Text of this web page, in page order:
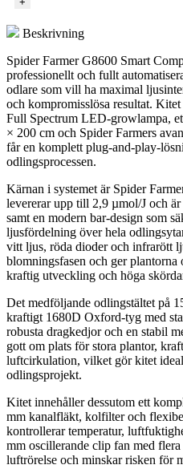
-
G8600
-
150*150*200
mängd
Beskrivning
Spider Farmer G8600 Smart
professionellt och fullt
odlare som vill ha maximal
och kompromisslösa resultat.
Full Spectrum LED-growlampa,
× 200 cm och Spider Farmers
får en komplett plug-and-play-
odlingsprocessen.
Kärnan i systemet är Spider
levererar upp till 2,9 µmol/J och
samt en modern bar-design som
ljusfördelning över hela
vitt ljus, röda dioder och infrarött
blomningsfasen och ger
kraftig utveckling och höga
Det medföljande odlingstältet på
kraftigt 1680D Oxford-tyg med
robusta dragkedjor och en stabil
gott om plats för stora plantor,
luftcirkulation, vilket gör kitet
odlingsprojekt.
Kitet innehåller dessutom ett
mm kanalfläkt, kolfilter och
kontrollerar temperatur,
mm oscillerande clip fan med
luftrörelse och minskar risken för